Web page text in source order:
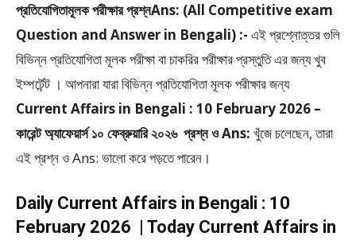
প্রতিযোগিতামূলক পরীক্ষার প্রশ্নAns: (All Competitive exam
Question and Answer in Bengali) :- এই প্রশ্নোত্তর গুলি
বিভিন্ন প্রতিযোগিতা মূলক পরীক্ষা বা চাকরির পরীক্ষার প্রস্তুতি এর জন্য খুব
ইম্পর্টেন্ট । আপনারা যারা বিভিন্ন প্রতিযোগিতা মূলক পরীক্ষার জন্য
Current Affairs in Bengali : 10 February 2026 –
কারেন্ট অ্যাফেয়ার্স ১০ ফেব্রুয়ারি ২০২৬ প্রশ্ন ও Ans: খুঁজে চলেছেন, তারা
এই প্রশ্ন ও Ans: ভালো করে পড়তে পারেন।
Daily Current Affairs in Bengali : 10
February 2026 | Today Current Affairs in